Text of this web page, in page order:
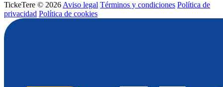
TickeTere © 2026 Aviso legal Términos y condiciones Política de
privacidad Política de cookies